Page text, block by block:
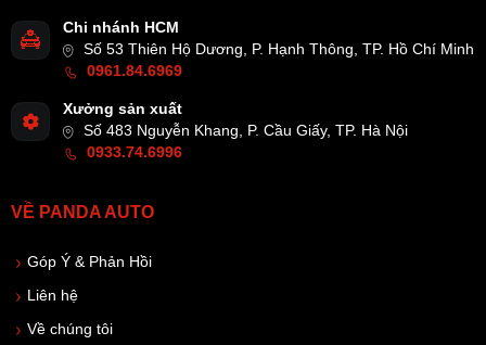
Chi nhánh HCM
Số 53 Thiên Hộ Dương, P. Hạnh Thông, TP. Hồ Chí Minh
0961.84.6969
Xưởng sản xuất
Số 483 Nguyễn Khang, P. Cầu Giấy, TP. Hà Nội
0933.74.6996
VỀ PANDA AUTO
Góp Ý & Phản Hồi
Liên hệ
Về chúng tôi